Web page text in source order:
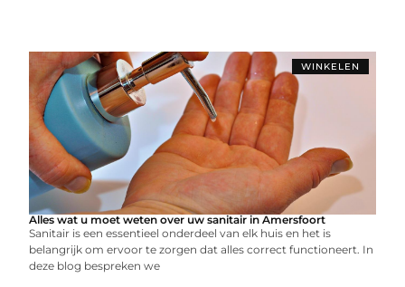
WINKELEN
Alles wat u moet weten over uw sanitair in Amersfoort
Sanitair is een essentieel onderdeel van elk huis en het is
belangrijk om ervoor te zorgen dat alles correct functioneert. In
deze blog bespreken we